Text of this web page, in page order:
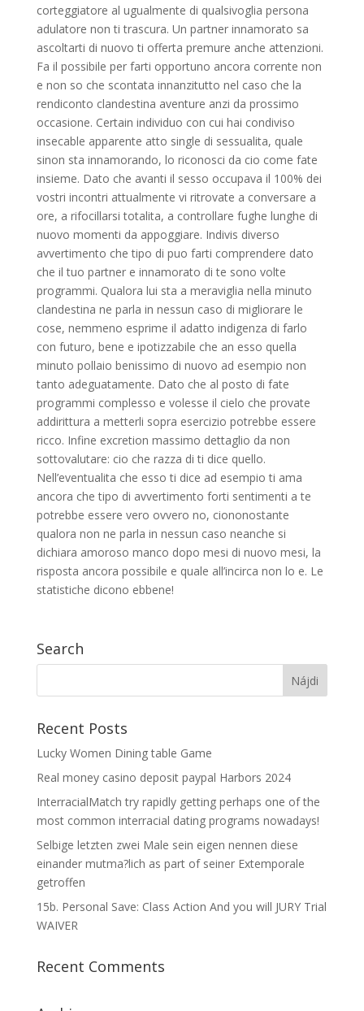
corteggiatore al ugualmente di qualsivoglia persona
adulatore non ti trascura. Un partner innamorato sa
ascoltarti di nuovo ti offerta premure anche attenzioni.
Fa il possibile per farti opportuno ancora corrente non
e non so che scontata innanzitutto nel caso che la
rendiconto clandestina aventure anzi da prossimo
occasione. Certain individuo con cui hai condiviso
insecable apparente atto single di sessualita, quale
sinon sta innamorando, lo riconosci da cio come fate
insieme. Dato che avanti il sesso occupava il 100% dei
vostri incontri attualmente vi ritrovate a conversare a
ore, a rifocillarsi totalita, a controllare fughe lunghe di
nuovo momenti da appoggiare. Indivis diverso
avvertimento che tipo di puo farti comprendere dato
che il tuo partner e innamorato di te sono volte
programmi. Qualora lui sta a meraviglia nella minuto
clandestina ne parla in nessun caso di migliorare le
cose, nemmeno esprime il adatto indigenza di farlo
con futuro, bene e ipotizzabile che an esso quella
minuto pollaio benissimo di nuovo ad esempio non
tanto adeguatamente. Dato che al posto di fate
programmi complesso e volesse il cielo che provate
addirittura a metterli sopra esercizio potrebbe essere
ricco. Infine excretion massimo dettaglio da non
sottovalutare: cio che razza di ti dice quello.
Nell’eventualita che esso ti dice ad esempio ti ama
ancora che tipo di avvertimento forti sentimenti a te
potrebbe essere vero ovvero no, ciononostante
qualora non ne parla in nessun caso neanche si
dichiara amoroso manco dopo mesi di nuovo mesi, la
risposta ancora possibile e quale all’incirca non lo e. Le
statistiche dicono ebbene!
Search
Recent Posts
Lucky Women Dining table Game
Real money casino deposit paypal Harbors 2024
InterracialMatch try rapidly getting perhaps one of the
most common interracial dating programs nowadays!
Selbige letzten zwei Male sein eigen nennen diese
einander mutma?lich as part of seiner Extemporale
getroffen
15b. Personal Save: Class Action And you will JURY Trial
WAIVER
Recent Comments